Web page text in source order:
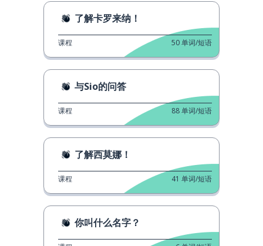
了解卡罗来纳！
课程 50单词/短语
与Sio的问答
课程 88单词/短语
了解西莫娜！
课程 41 单词/短语
你叫什么名字？